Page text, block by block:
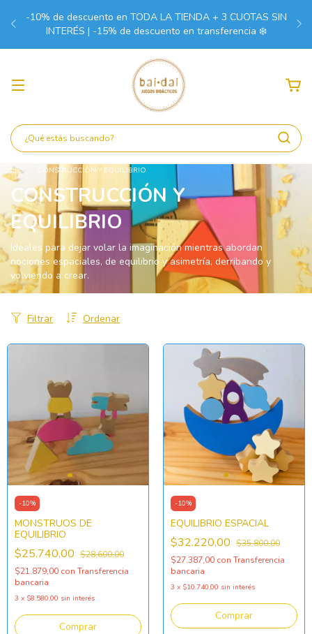
-10% de descuento en TODA LA TIENDA + 3 CUOTAS SIN
INTERÉS | -15% de descuento en transferencia ❄️
Inicio CONSTRUCCIÓN Y EQUILIBRIO
CONSTRUCCIÓN Y
EQUILIBRIO
Ideales para dejar volar la imaginación mientras abordan
nociones espaciales, de equilibrio y asimetría, derribando y
volviendo a crear.
Ordenar
Filtrar
-10%
MONSTRUOS DE
EQUILIBRIO
$25.740,00 $28.600,00
$21.879,00 con Transferencia
bancaria
3 x $8.580,00 sin interés
-10%
EQUILIBRIO ESPACIAL
$32.220,00 $35.800,00
$27.387,00 con Transferencia
bancaria
3 x $10.740,00 sin interés